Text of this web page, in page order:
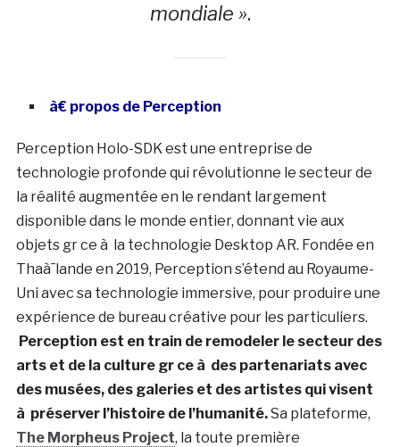
mondiale ».
à€ propos de Perception
Perception Holo-SDK est une entreprise de
technologie profonde qui révolutionne le secteur de
la réalité augmentée en le rendant largement
disponible dans le monde entier, donnant vie aux
objets gr ce à la technologie Desktop AR. Fondée en
Thaà¯lande en 2019, Perception s’étend au Royaume-
Uni avec sa technologie immersive, pour produire une
expérience de bureau créative pour les particuliers.
Perception est en train de remodeler le secteur des
arts et de la culture gr ce à des partenariats avec
des musées, des galeries et des artistes qui visent
à préserver l’histoire de l’humanité.Sa plateforme,
The Morpheus Project, la toute première